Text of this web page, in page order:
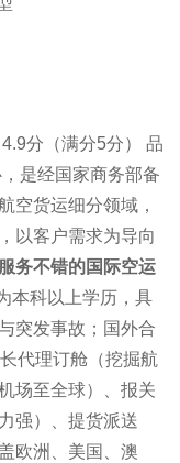
分（满分5分） 品
是经国家商务部备
空货运细分领域，
以客户需求为导向
服务不错的国际空运
本科以上学历，具
突发事故；国外合
代理订舱（挖掘航
场至全球）、报关
强）、提货派送
欧洲、美国、澳